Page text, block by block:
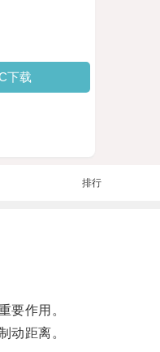
下载
排行
要作用。
动距离。